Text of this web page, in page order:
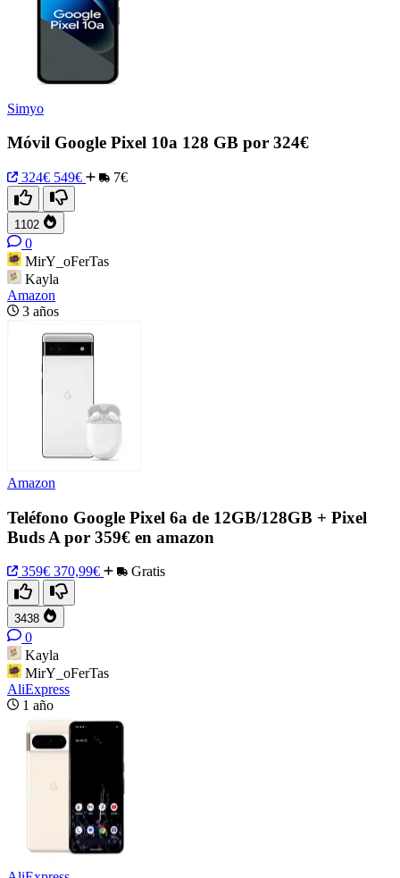
Simyo
Móvil Google Pixel 10a 128 GB por 324€
324€ 549€ 7€
1102
0
MirY_oFerTas
Kayla
Amazon
3 años
Amazon
Teléfono Google Pixel 6a de 12GB/128GB + Pixel
Buds A por 359€ en amazon
359€ 370,99€ Gratis
3438
0
Kayla
MirY_oFerTas
AliExpress
1 año